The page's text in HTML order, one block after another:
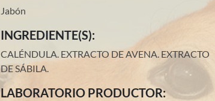
Jabón
INGREDIENTE(S):
CALÉNDULA. EXTRACTO DE AVENA. EXTRACTO
DE SÁBILA.
LABORATORIO PRODUCTOR: